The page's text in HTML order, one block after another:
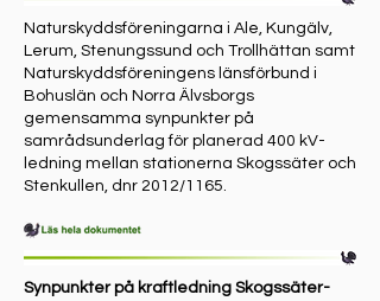
Naturskyddsföreningarna i Ale, Kungälv,
Lerum, Stenungssund och Trollhättan samt
Naturskyddsföreningens länsförbund i
Bohuslän och Norra Älvsborgs
gemensamma synpunkter på
samrådsunderlag för planerad 400 kV-
ledning mellan stationerna Skogssäter och
Stenkullen, dnr 2012/1165.
Synpunkter på kraftledning Skogssäter-